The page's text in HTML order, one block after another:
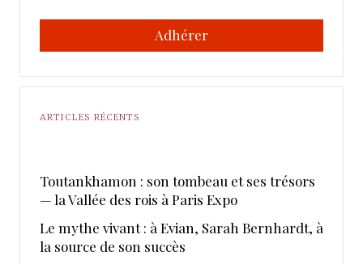
Adhérer
ARTICLES RÉCENTS
Toutankhamon : son tombeau et ses trésors
— la Vallée des rois à Paris Expo
Le mythe vivant : à Evian, Sarah Bernhardt, à
la source de son succès